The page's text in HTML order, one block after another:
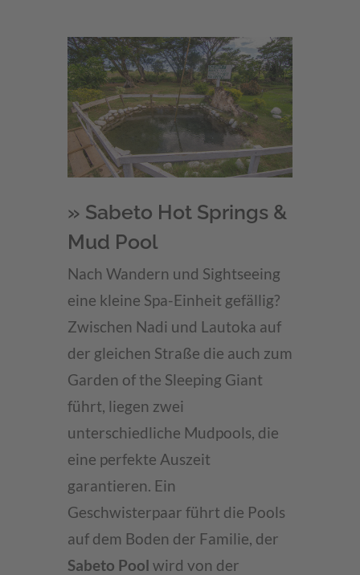
» Sabeto Hot Springs &
Mud Pool
Nach Wandern und Sightseeing
eine kleine Spa-Einheit gefällig?
Zwischen Nadi und Lautoka auf
der gleichen Straße die auch zum
Garden of the Sleeping Giant
führt, liegen zwei
unterschiedliche Mudpools, die
eine perfekte Auszeit
garantieren. Ein
Geschwisterpaar führt die Pools
auf dem Boden der Familie, der
Sabeto Pool wird von der